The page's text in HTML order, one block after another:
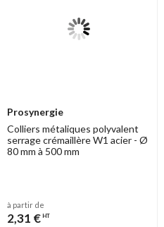
Prosynergie
Colliers métaliques polyvalent
serrage crémaillère W1 acier - Ø
80 mm à 500 mm
à partir de
2,31 € HT